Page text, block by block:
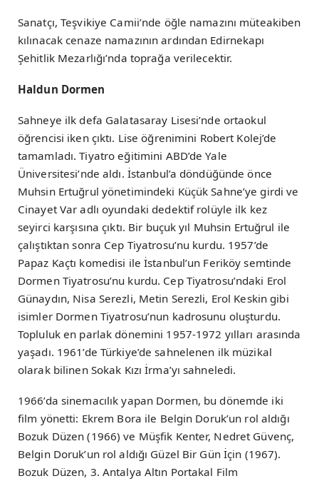
Sanatçı, Teşvikiye Camii’nde öğle namazını müteakiben
kılınacak cenaze namazının ardından Edirnekapı
Şehitlik Mezarlığı’nda toprağa verilecektir.
Haldun Dormen
Sahneye ilk defa Galatasaray Lisesi’nde ortaokul
öğrencisi iken çıktı. Lise öğrenimini Robert Kolej’de
tamamladı. Tiyatro eğitimini ABD’de Yale
Üniversitesi’nde aldı. İstanbul’a döndüğünde önce
Muhsin Ertuğrul yönetimindeki Küçük Sahne’ye girdi ve
Cinayet Var adlı oyundaki dedektif rolüyle ilk kez
seyirci karşısına çıktı. Bir buçuk yıl Muhsin Ertuğrul ile
çalıştıktan sonra Cep Tiyatrosu’nu kurdu. 1957’de
Papaz Kaçtı komedisi ile İstanbul’un Feriköy semtinde
Dormen Tiyatrosu’nu kurdu. Cep Tiyatrosu’ndaki Erol
Günaydın, Nisa Serezli, Metin Serezli, Erol Keskin gibi
isimler Dormen Tiyatrosu’nun kadrosunu oluşturdu.
Topluluk en parlak dönemini 1957-1972 yılları arasında
yaşadı. 1961’de Türkiye’de sahnelenen ilk müzikal
olarak bilinen Sokak Kızı İrma’yı sahneledi.
1966’da sinemacılık yapan Dormen, bu dönemde iki
film yönetti: Ekrem Bora ile Belgin Doruk’un rol aldığı
Bozuk Düzen (1966) ve Müşfik Kenter, Nedret Güvenç,
Belgin Doruk’un rol aldığı Güzel Bir Gün İçin (1967).
Bozuk Düzen, 3. Antalya Altın Portakal Film